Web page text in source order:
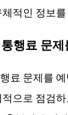
적인 정보
행료 문
료 문제를
으로 점검